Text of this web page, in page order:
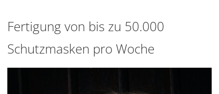
Fertigung von bis zu 50.000
Schutzmasken pro Woche